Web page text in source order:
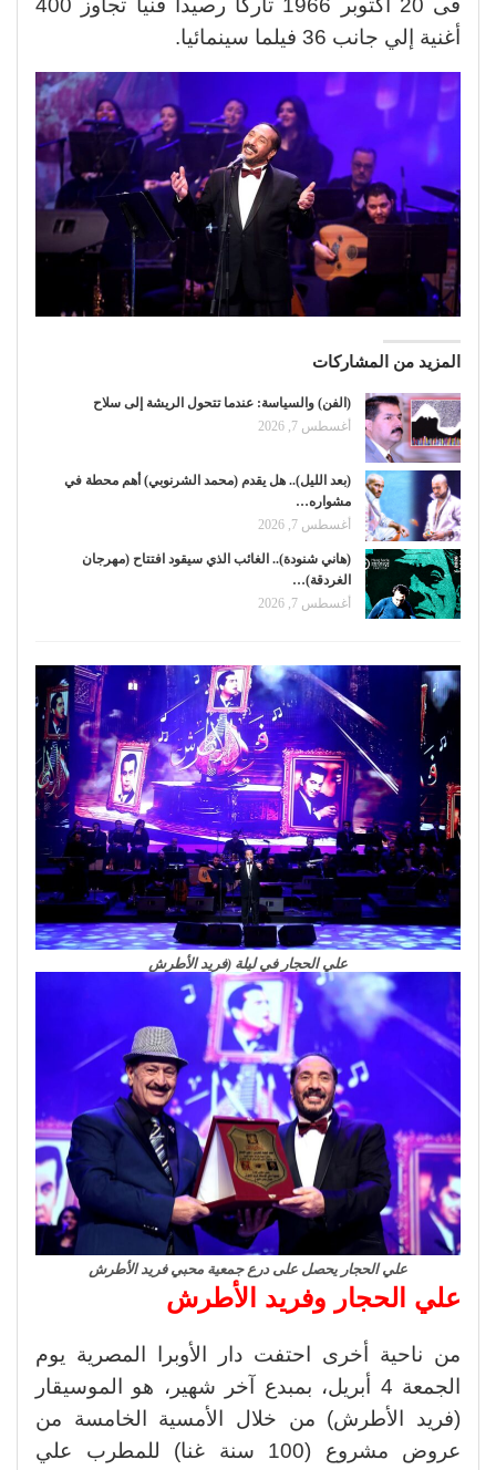
أغنية إلي جانب 36 فيلما سينمائيا.
المزيد من المشاركات
(الفن) والسياسة: عندما تتحول الريشة إلى سلاح
أغسطس 7, 2026
(بعد الليل).. هل يقدم (محمد الشرنوبي) أهم محطة في
مشواره…
أغسطس 7, 2026
(هاني شنودة).. الغائب الذي سيقود افتتاح (مهرجان
الغردقة)…
أغسطس 7, 2026
علي الحجار في ليلة (فريد الأطرش
علي الحجار يحصل على درع جمعية محبي فريد الأطرش
علي الحجار وفريد الأطرش
من ناحية أخرى احتفت دار الأوبرا المصرية يوم
الجمعة 4 أبريل، بمبدع آخر شهير، هو الموسيقار
(فريد الأطرش) من خلال الأمسية الخامسة من
عروض مشروع (100 سنة غنا) للمطرب علي